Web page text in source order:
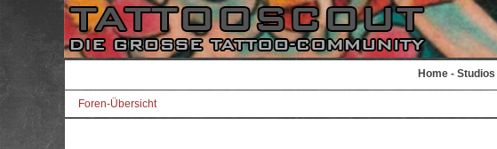
Home - Studios
Foren-Übersicht